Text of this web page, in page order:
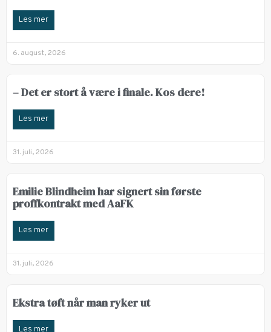
Les mer
6. august, 2026
– Det er stort å være i finale. Kos dere!
Les mer
31. juli, 2026
Emilie Blindheim har signert sin første
proffkontrakt med AaFK
Les mer
31. juli, 2026
Ekstra tøft når man ryker ut
Les mer